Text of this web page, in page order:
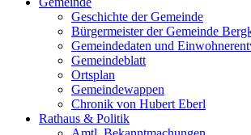
Geschichte der Gemeinde
Bürgermeister der Gemeinde
Gemeindedaten und
Gemeindeblatt
Ortsplan
Gemeindewappen
Chronik von Hubert Eberl
Rathaus & Politik